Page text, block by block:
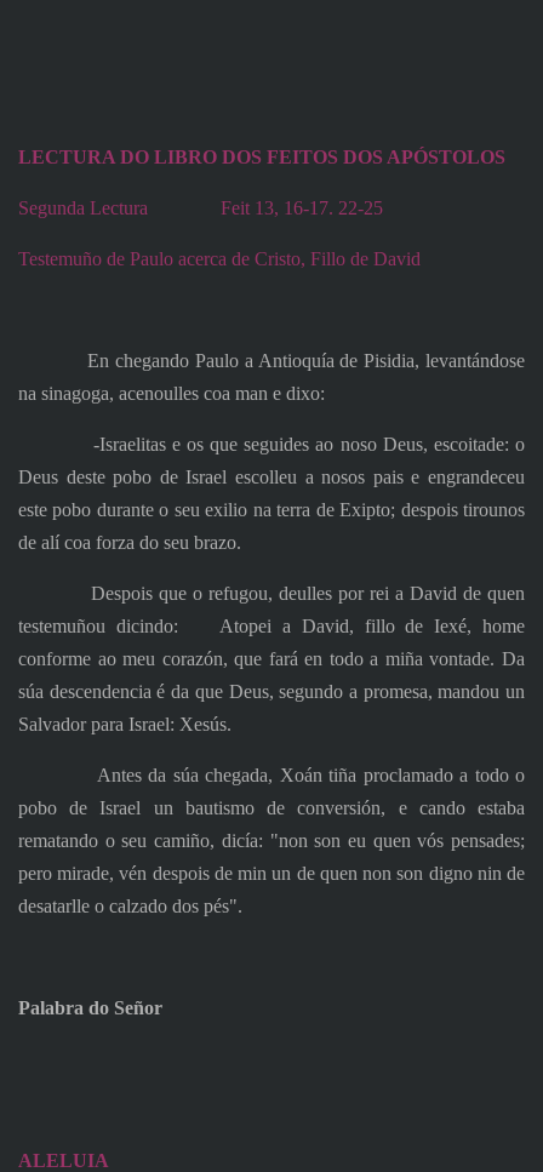
LECTURA DO LIBRO DOS FEITOS DOS APÓSTOLOS
Segunda Lectura Feit 13, 16-17. 22-25
Testemuño de Paulo acerca de Cristo, Fillo de David
En chegando Paulo a Antioquía de Pisidia, levantándose
na sinagoga, acenoulles coa man e dixo:
‑Israelitas e os que seguides ao noso Deus, escoitade: o
Deus deste pobo de Israel escolleu a nosos pais e engrandeceu
este pobo durante o seu exilio na terra de Exipto; despois tirounos
de alí coa forza do seu brazo.
Despois que o refugou, deulles por rei a David de quen
testemuñou dicindo:
Atopei a David, fillo de Iexé, home
conforme ao meu corazón, que fará en todo a miña vontade. Da
súa descendencia é da que Deus, segundo a promesa, mandou un
Salvador para Israel: Xesús.
Antes da súa chegada, Xoán tiña proclamado a todo o
pobo de Israel un bautismo de conversión, e cando estaba
rematando o seu camiño, dicía: "non son eu quen vós pensades;
pero mirade, vén despois de min un de quen non son digno nin de
desatarlle o calzado dos pés".
Palabra do Señor
ALELUIA